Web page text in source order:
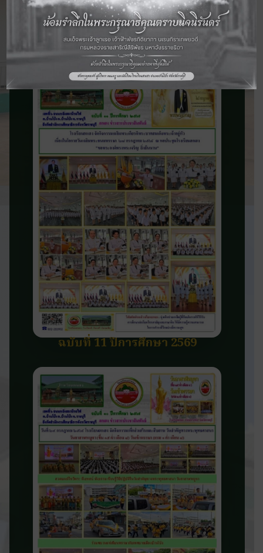
จดหมายข่าว
ประชาสัมพันธ์
ติดตามข่าวสารและความเคลื่อนไหวของ
โรงเรียน
ฉบับที่ 11 ปีการศึกษา 2569